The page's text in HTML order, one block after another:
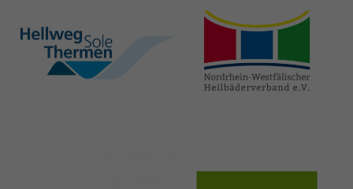
hellweg-sole-
thermen.de
heilbaeder.de